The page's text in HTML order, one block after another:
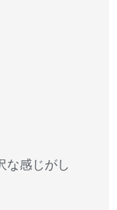
な感じがし